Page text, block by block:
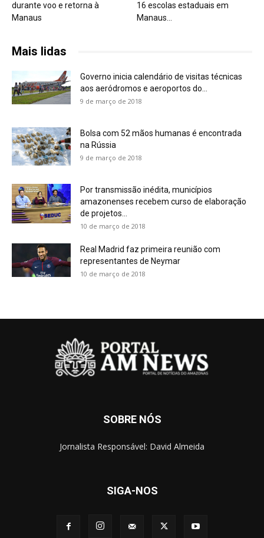
durante voo e retorna à
Manaus
16 escolas estaduais em
Manaus...
Mais lidas
Governo inicia calendário de visitas técnicas
aos aeródromos e aeroportos do...
9 de março de 2018
Bolsa com 52 mãos humanas é encontrada
na Rússia
9 de março de 2018
Por transmissão inédita, municípios
amazonenses recebem curso de elaboração
de projetos...
10 de março de 2018
Real Madrid faz primeira reunião com
representantes de Neymar
10 de março de 2018
SOBRE NÓS
Jornalista Responsável: David Almeida
SIGA-NOS